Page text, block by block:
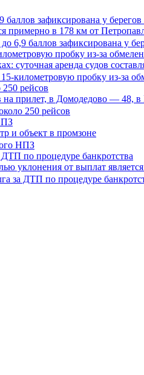
зафиксирована у
примерно в 178 км от
пробку из-за
суточная аренда судов
рейсов
на прилет, в Домодедово — 48,
и объект в промзоне
по процедуре банкротства
уклонения от выплат